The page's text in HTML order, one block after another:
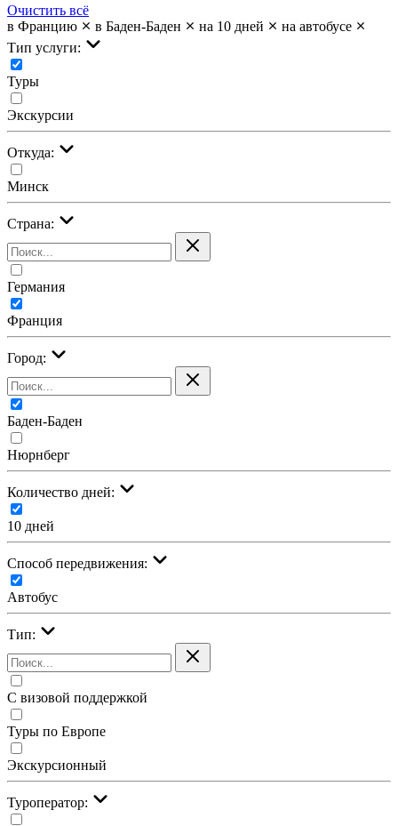
Очистить всё
в Францию
в Баден-Баден на 10 дней
на автобусе
Тип услуги:
Туры
Экскурсии
Откуда:
Минск
Страна:
Германия
Франция
Город:
Баден-Баден
Нюрнберг
Количество дней:
10 дней
Cпособ передвижения:
Автобус
Тип:
С визовой поддержкой
Туры по Европе
Экскурсионный
Туроператор: